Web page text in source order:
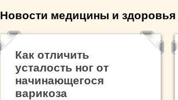
Новости медицины и здоровья
Как отличить
усталость ног от
начинающегося
варикоза